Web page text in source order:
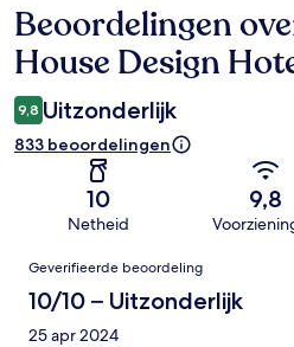
Beoordelingen
Beoordelingen
House Design
9,8 Uitzonderlijk
833 beoordelingen
10
Netheid
9,8
Beoordelingen
Geverifieerde beoordeling
10/10 – Uitzonderlijk
25 apr 2024